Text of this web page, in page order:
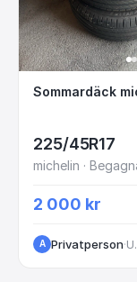
225/45R17
2 000 kr
A Privatperson·